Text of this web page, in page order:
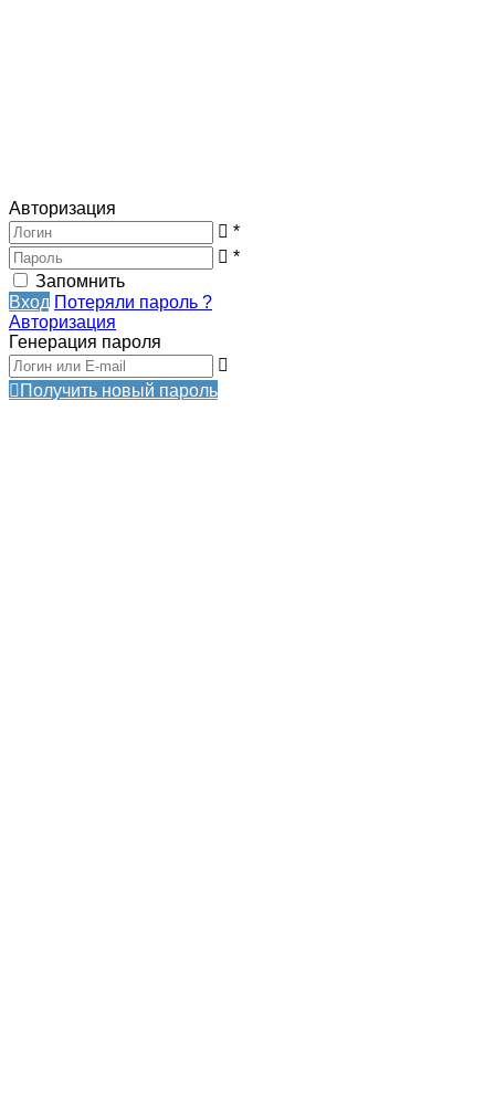
Авторизация
*
*
Запомнить
Вход Потеряли пароль ?
Авторизация
Генерация пароля
Получить новый пароль